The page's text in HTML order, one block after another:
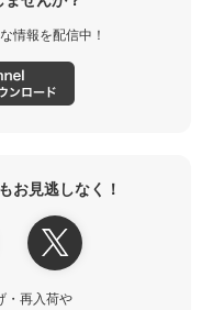
情報を配信中！
お見逃しなく！
・再入荷や